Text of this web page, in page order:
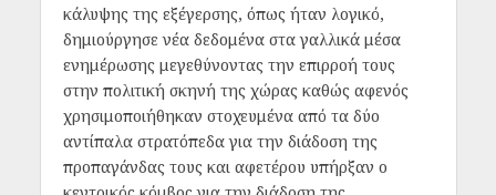
κάλυψης της εξέγερσης, όπως ήταν λογικό,
δημιούργησε νέα δεδομένα στα γαλλικά μέσα
ενημέρωσης μεγεθύνοντας την επιρροή τους
στην πολιτική σκηνή της χώρας καθώς αφενός
χρησιμοποιήθηκαν στοχευμένα από τα δύο
αντίπαλα στρατόπεδα για την διάδοση της
προπαγάνδας τους και αφετέρου υπήρξαν ο